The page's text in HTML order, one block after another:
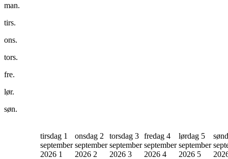
man.
tirs.
ons.
tors.
fre.
lør.
søn.
tirsdag 1
september
2026 1
onsdag 2
september
2026 2
torsdag 3
september
2026 3
fredag 4
september
2026 4
lørdag 5
september
2026 5